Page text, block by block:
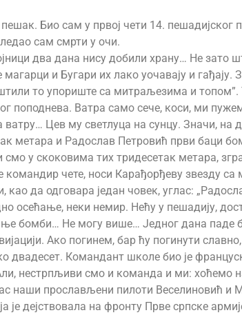
Био сам у првој чети 14.
сам смрти у очи.
два дана нису добили храну… Не зато
магарци и Бугари их лако уочавају и
то упориште са митраљезима и топом”.
поподнева. Ватра само сече, коси, ми
Цев му светлуца на сунцу. Значи, на
метара и Радослав Петровић први баци
смо у скоковима тих тридесетак метара,
чете, носи Карађорђеву звезду са
као да одговара један човек, углас:
осећање, неки немир. Нећу у пешадију,
бомби… Не могу више… Једног дана паде
Ако погинем, бар ћу погинути
двадесет. Командант школе био је
нестрпљиви смо и команда и ми: хоћемо
наши прослављени пилоти Веселиновић
је дејствовала на фронту Прве српске